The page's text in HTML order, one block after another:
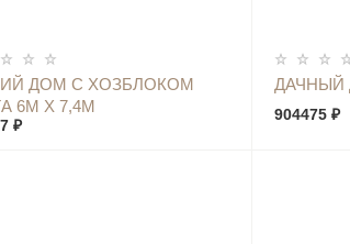
ДОМ С ХОЗБЛОКОМ
6М Х 7,4М
₽
КУПИТЬ ДАЧНЫЙ
904475 ₽